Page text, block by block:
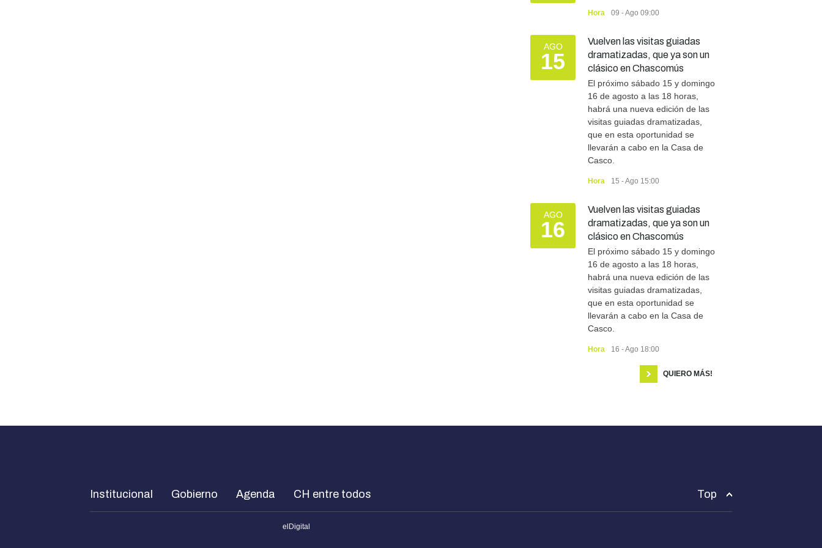
Hora 09 - Ago 09:00
AGO
15
Vuelven las visitas guiadas
dramatizadas, que ya son un
clásico en Chascomús
El próximo sábado 15 y domingo
16 de agosto a las 18 horas,
habrá una nueva edición de las
visitas guiadas dramatizadas,
que en esta oportunidad se
llevarán a cabo en la Casa de
Casco.
Hora 15 - Ago 15:00
AGO
16
Vuelven las visitas guiadas
dramatizadas, que ya son un
clásico en Chascomús
El próximo sábado 15 y domingo
16 de agosto a las 18 horas,
habrá una nueva edición de las
visitas guiadas dramatizadas,
que en esta oportunidad se
llevarán a cabo en la Casa de
Casco.
Hora 16 - Ago 18:00
QUIERO MÁS!
Institucional Gobierno Agenda CH entre todos Top
elDigital